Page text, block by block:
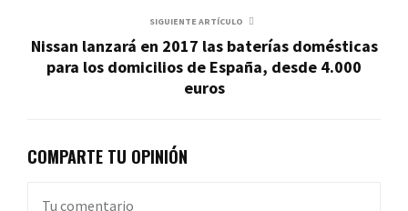
SIGUIENTE ARTÍCULO
Nissan lanzará en 2017 las baterías domésticas
para los domicilios de España, desde 4.000
euros
COMPARTE TU OPINIÓN